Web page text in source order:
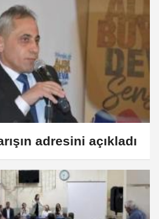
adresini açıkladı